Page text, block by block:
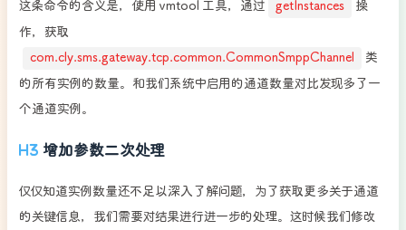
这条命令的含义是，使用 vmtool 工具，通过 getInstances
操
作，获取
com.cly.sms.gateway.tcp.common.CommonSmppChannel
类
的所有实例的数量。和我们系统中启用的通道数量对比发现多了一
个通道实例。
增加参数二次处理
仅仅知道实例数量还不足以深入了解问题，为了获取更多关于通道
的关键信息，我们需要对结果进行进一步的处理。这时候我们修改